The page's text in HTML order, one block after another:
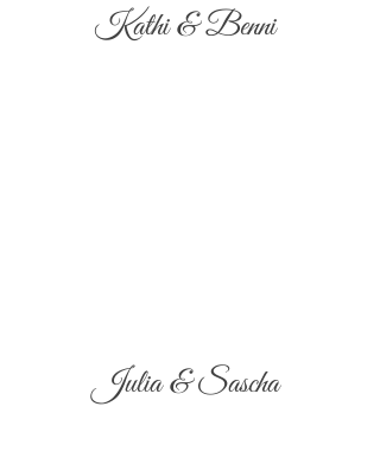
Kathi & Benni
Julia & Sascha